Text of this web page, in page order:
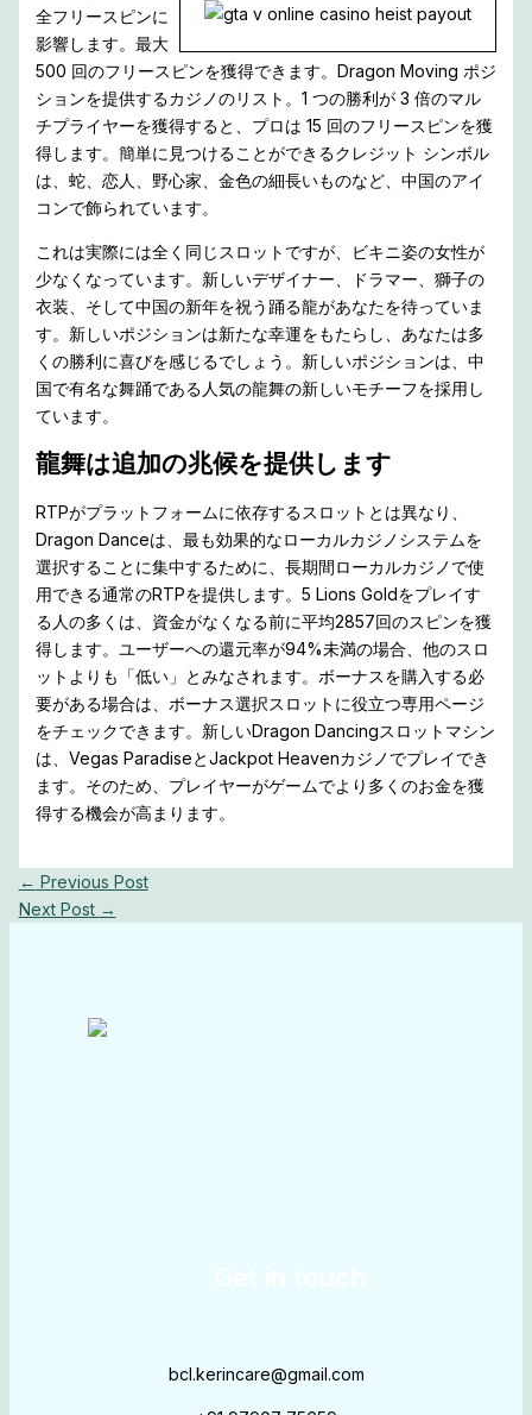
全フリースピンに
影響します。最大
500 回のフリースピンを獲得できます。Dragon Moving ポジ
ションを提供するカジノのリスト。1 つの勝利が 3 倍のマル
チプライヤーを獲得すると、プロは 15 回のフリースピンを獲
得します。簡単に見つけることができるクレジット シンボル
は、蛇、恋人、野心家、金色の細長いものなど、中国のアイ
コンで飾られています。
これは実際には全く同じスロットですが、ビキニ姿の女性が
少なくなっています。新しいデザイナー、ドラマー、獅子の
衣装、そして中国の新年を祝う踊る龍があなたを待っていま
す。新しいポジションは新たな幸運をもたらし、あなたは多
くの勝利に喜びを感じるでしょう。新しいポジションは、中
国で有名な舞踊である人気の龍舞の新しいモチーフを採用し
ています。
龍舞は追加の兆候を提供します
RTPがプラットフォームに依存するスロットとは異なり、
Dragon Danceは、最も効果的なローカルカジノシステムを
選択することに集中するために、長期間ローカルカジノで使
用できる通常のRTPを提供します。5 Lions Goldをプレイす
る人の多くは、資金がなくなる前に平均2857回のスピンを獲
得します。ユーザーへの還元率が94%未満の場合、他のスロ
ットよりも「低い」とみなされます。ボーナスを購入する必
要がある場合は、ボーナス選択スロットに役立つ専用ページ
をチェックできます。新しいDragon Dancingスロットマシン
は、Vegas ParadiseとJackpot Heavenカジノでプレイでき
ます。そのため、プレイヤーがゲームでより多くのお金を獲
得する機会が高まります。
← Previous Post
Next Post →
bcl.kerincare@gmail.com